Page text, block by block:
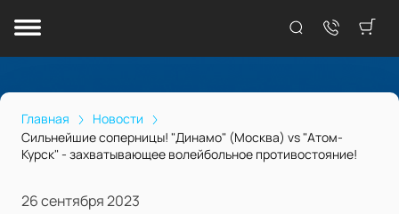
Главная
Новости
Сильнейшие соперницы! "Динамо" (Москва) vs "Атом-
Курск" - захватывающее волейбольное противостояние!
26 сентября 2023